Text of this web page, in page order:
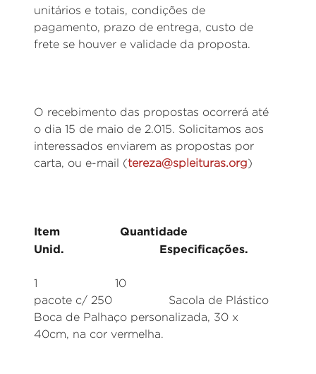
unitários e totais, condições de
pagamento, prazo de entrega, custo de
frete se houver e validade da proposta.
O recebimento das propostas ocorrerá até
o dia 15 de maio de 2.015. Solicitamos aos
interessados enviarem as propostas por
carta, ou e-mail (tereza@spleituras.org)
Item Quantidade
Unid. Especificações.
1 10
pacote c/ 250 Sacola de Plástico
Boca de Palhaço personalizada, 30 x
40cm, na cor vermelha.